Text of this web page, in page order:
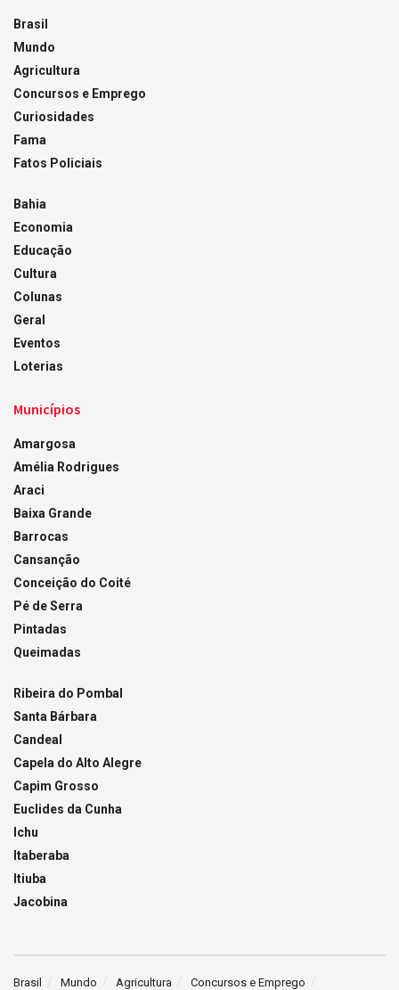
Brasil
Mundo
Agricultura
Concursos e Emprego
Curiosidades
Fama
Fatos Policiais
Bahia
Economia
Educação
Cultura
Colunas
Geral
Eventos
Loterias
Municípios
Amargosa
Amélia Rodrigues
Araci
Baixa Grande
Barrocas
Cansanção
Conceição do Coité
Pé de Serra
Pintadas
Queimadas
Ribeira do Pombal
Santa Bárbara
Candeal
Capela do Alto Alegre
Capim Grosso
Euclides da Cunha
Ichu
Itaberaba
Itiuba
Jacobina
Brasil Mundo Agricultura Concursos e Emprego